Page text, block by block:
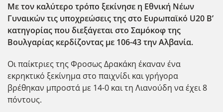
Με τον καλύτερο τρόπο ξεκίνησε η Εθνική Νέων
Γυναικών τις υποχρεώσεις της στο Ευρωπαϊκό U20 Β’
κατηγορίας που διεξάγεται στο Σαμόκοφ της
Βουλγαρίας κερδίζοντας με 106-43 την Αλβανία.
Οι παίκτριες της Φροσως Δρακάκη έκαναν ένα
εκρηκτικό ξεκίνημα στο παιχνίδι και γρήγορα
βρέθηκαν μπροστά με 14-0 και τη Λιανούδη να έχει 8
πόντους.